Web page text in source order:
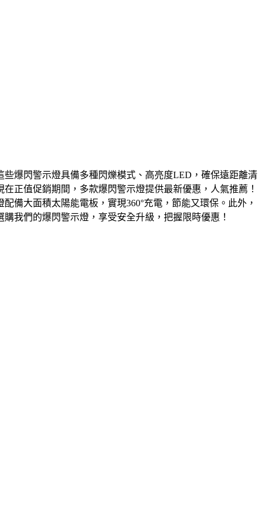
爆閃警示燈具備多種閃爍模式、高亮度LED，確保遠距離清
正值促銷期間，多款爆閃警示燈提供最新優惠，人氣推薦！
備大面積太陽能電板，實現360°充電，節能又環保。此外，
我們的爆閃警示燈，享受安全升級，把握限時優惠！